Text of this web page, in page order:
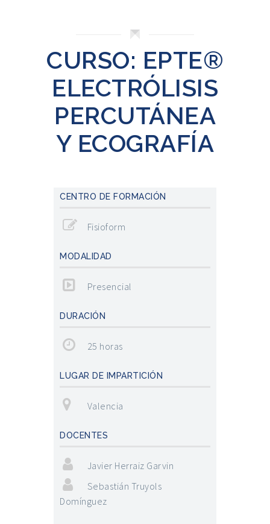
CURSO: EPTE®
ELECTRÓLISIS
PERCUTÁNEA
Y ECOGRAFÍA
CENTRO DE FORMACIÓN
Fisioform
MODALIDAD
Presencial
DURACIÓN
25 horas
LUGAR DE IMPARTICIÓN
Valencia
DOCENTES
Javier Herraiz Garvin
Sebastián Truyols
Domínguez